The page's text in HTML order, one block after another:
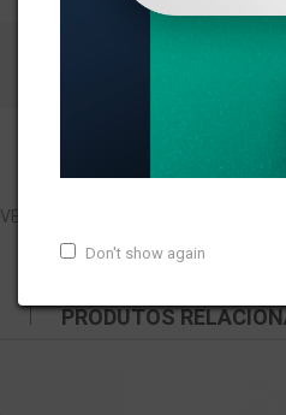
Don't show again
com peso linear de 0,482kg/m.
PRODUTOS